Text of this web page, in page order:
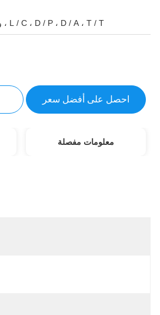
L / C ، D / P ، D / A ، T / T ، ويسترن يونيون ، موني جرام
احصل على أفضل سعر
معلومات مفصلة